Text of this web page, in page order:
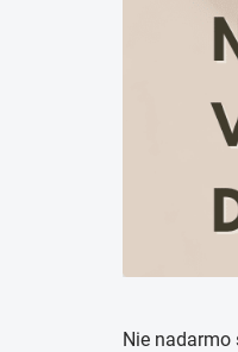
Nie nadarmo